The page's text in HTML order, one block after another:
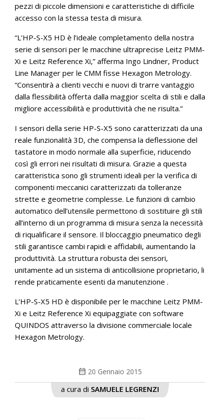
pezzi di piccole dimensioni e caratteristiche di difficile
accesso con la stessa testa di misura.
“L’HP-S-X5 HD è l’ideale completamento della nostra
serie di sensori per le macchine ultraprecise Leitz PMM-
Xi e Leitz Reference Xi,” afferma Ingo Lindner, Product
Line Manager per le CMM fisse Hexagon Metrology.
“Consentirà a clienti vecchi e nuovi di trarre vantaggio
dalla flessibilità offerta dalla maggior scelta di stili e dalla
migliore accessibilità e produttività che ne risulta.”
I sensori della serie HP-S-X5 sono caratterizzati da una
reale funzionalità 3D, che compensa la deflessione del
tastatore in modo normale alla superficie, riducendo
così gli errori nei risultati di misura. Grazie a questa
caratteristica sono gli strumenti ideali per la verifica di
componenti meccanici caratterizzati da tolleranze
strette e geometrie complesse. Le funzioni di cambio
automatico dell’utensile permettono di sostituire gli stili
all’interno di un programma di misura senza la necessità
di riqualificare il sensore. Il bloccaggio pneumatico degli
stili garantisce cambi rapidi e affidabili, aumentando la
produttività. La struttura robusta dei sensori,
unitamente ad un sistema di anticollisione proprietario, li
rende praticamente esenti da manutenzione .
L’HP-S-X5 HD è disponibile per le macchine Leitz PMM-
Xi e Leitz Reference Xi equipaggiate con software
QUINDOS attraverso la divisione commerciale locale
Hexagon Metrology.
calendar_month 20 Gennaio 2015
a cura di SAMUELE LEGRENZI